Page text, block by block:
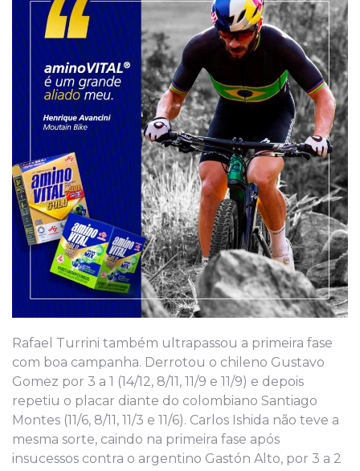
Rafael Turrini também ultrapassou a primeira fase
com boa campanha. Derrotou o chileno Gustavo
Gomez por 3 a 1 (14/12, 8/11, 11/9 e 11/9) e depois
repetiu o placar diante do colombiano Santiago
Montes (11/6, 8/11, 11/3 e 11/6). Carlos Ishida não teve a
mesma sorte, caindo na primeira fase após
insucessos contra o argentino Gastón Alto, por 3 a 2